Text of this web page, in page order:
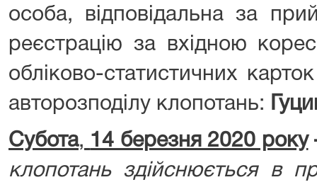
особа, відповідальна за
реєстрацію за вхідною
обліково-статистичних
авторозподілу клопотань:
Субота, 14 березня 2020 року
клопотань здійснюється в